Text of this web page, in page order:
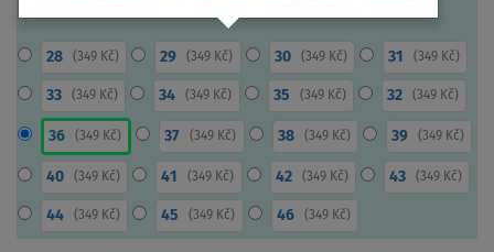
28 (349 Kč) 29 (349 Kč) 30 (349 Kč) 31 (349 Kč)
33 (349 Kč) 34 (349 Kč) 35 (349 Kč) 32 (349 Kč)
36 (349 Kč) 37 (349 Kč) 38 (349 Kč) 39 (349 Kč)
40 (349 Kč) 41 (349 Kč) 42 (349 Kč) 43 (349 Kč)
44 (349 Kč) 45 (349 Kč) 46 (349 Kč)